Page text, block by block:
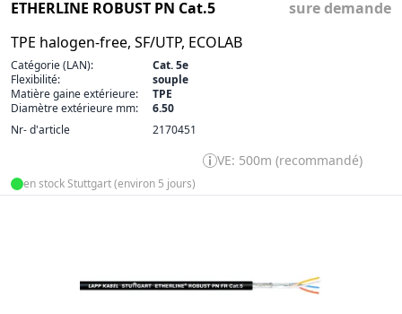
ETHERLINE ROBUST PN Cat.5
TPE halogen-free, SF/UTP, ECOLAB
sure demande
Catégorie (LAN):
Cat. 5e
Flexibilité:
souple
Matière gaine extérieure:
TPE
Diamètre extérieure mm:
6.50
Nr- d'article
2170451
VE: 500m (recommandé)
en stock Stuttgart (environ 5 jours)